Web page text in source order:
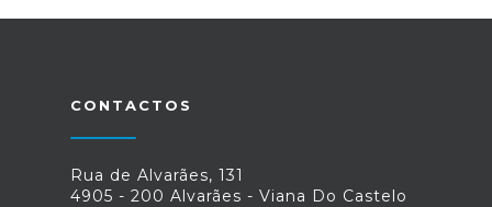
CONTACTOS
Rua de Alvarães, 131
4905 - 200 Alvarães - Viana Do Castelo